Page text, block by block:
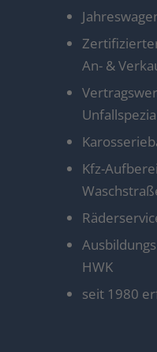
An- &
Kfz-
HWK
seit 1980